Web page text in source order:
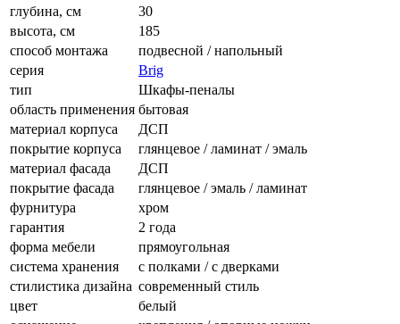
глубина, см
30
высота, см
185
способ монтажа
подвесной / напольный
серия
Brig
тип
Шкафы-пеналы
область применения бытовая
материал корпуса
ДСП
покрытие корпуса
глянцевое / ламинат / эмаль
материал фасада
ДСП
покрытие фасада
глянцевое / эмаль / ламинат
фурнитура
хром
гарантия
2 года
форма мебели
прямоугольная
система хранения
с полками / с дверками
стилистика дизайна современный стиль
цвет
белый